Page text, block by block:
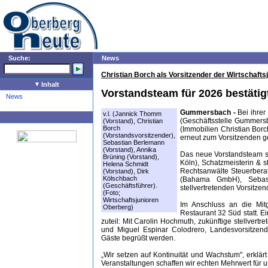
Suche:
Inhalt
News
News
Christian Borch als Vorsitzender der
Vorstandsteam für 2026
v.l. (Jannick Thomm
(Vorstand), Christian
Borch
(Vorstandsvorsitzender),
Sebastian Berlemann
(Vorstand), Annika
Brüning (Vorstand),
Helena Schmidt
(Vorstand), Dirk
Kölschbach
(Geschäftsführer).
(Foto;
Wirtschaftsjunioren
Oberberg)
Gummersbach -Bei ihrer
(Geschäftsstelle
(Immobilien Christian
erneut zum Vorsitzenden
Das neue Vorstandsteam
Köln), Schatzmeisterin &
Rechtsanwälte
(Bahama GmbH),
stellvertretenden
Im Anschluss an die
Restaurant 32 Süd statt.
zuteil: Mit Carolin Hochmuth, zukünftige
und Miguel Espinar Colodrero,
Gäste begrüßt werden.
„Wir setzen auf Kontinuität und Wachstum",
Veranstaltungen schaffen wir echten Mehrwert für